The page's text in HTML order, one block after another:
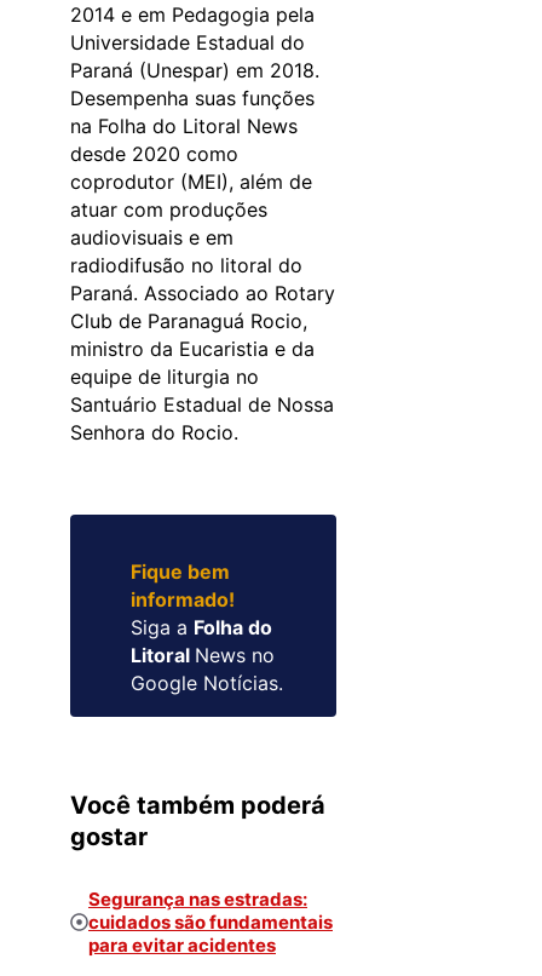
2014 e em Pedagogia pela
Universidade Estadual do
Paraná (Unespar) em 2018.
Desempenha suas funções
na Folha do Litoral News
desde 2020 como
coprodutor (MEI), além de
atuar com produções
audiovisuais e em
radiodifusão no litoral do
Paraná. Associado ao Rotary
Club de Paranaguá Rocio,
ministro da Eucaristia e da
equipe de liturgia no
Santuário Estadual de Nossa
Senhora do Rocio.
Fique bem
informado!
Siga a Folha do
Litoral News no
Google Notícias.
Você também poderá
gostar
Segurança nas estradas:
cuidados são fundamentais
para evitar acidentes